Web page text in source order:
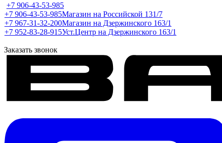
+7 906-43-53-985
+7 906-43-53-985Магазин на Российской 131/7
+7 967-31-32-200Магазин на Дзержинского 163/1
+7 952-83-28-915Уст.Центр на Дзержинского 163/1
Заказать звонок